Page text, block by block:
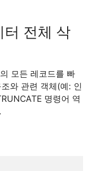
터 전체 삭
모든 레코드를 빠
와 관련 객체(예: 인
명령어 역